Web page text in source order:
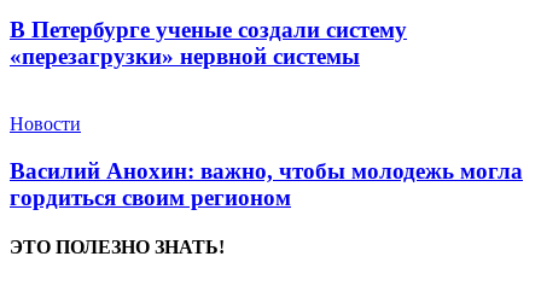
В Петербурге ученые создали систему
«перезагрузки» нервной системы
Новости
Василий Анохин: важно, чтобы молодежь могла
гордиться своим регионом
ЭТО ПОЛЕЗНО ЗНАТЬ!